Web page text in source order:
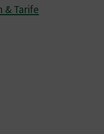
& Tarife